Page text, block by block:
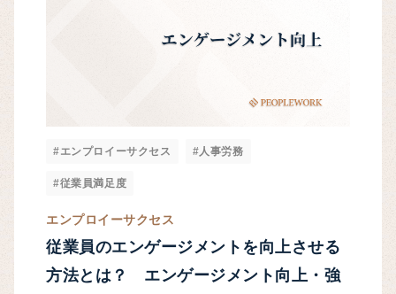
#エンプロイーサクセス #人事労務
#従業員満足度
エンプロイーサクセス
従業員のエンゲージメントを向上させる
方法とは？ エンゲージメント向上・強